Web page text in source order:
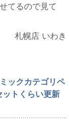
てるので見て
札幌店 いわき
ックカテゴリペ
トくらい更新